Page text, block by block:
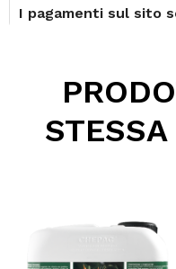
I pagamenti sul sito
Posso contattarvi
Perché scegliere